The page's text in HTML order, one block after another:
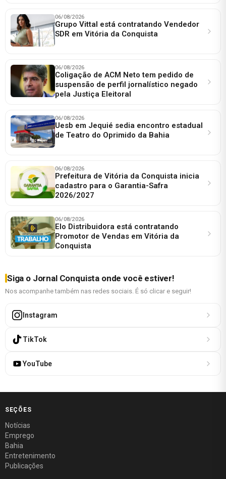
06/08/2026
Grupo Vittal está contratando Vendedor
SDR em Vitória da Conquista
06/08/2026
Coligação de ACM Neto tem pedido de
suspensão de perfil jornalístico negado
pela Justiça Eleitoral
06/08/2026
Uesb em Jequié sedia encontro estadual
de Teatro do Oprimido da Bahia
06/08/2026
Prefeitura de Vitória da Conquista inicia
cadastro para o Garantia-Safra
2026/2027
06/08/2026
Elo Distribuidora está contratando
Promotor de Vendas em Vitória da
Conquista
Siga o Jornal Conquista onde você estiver!
Nos acompanhe também nas redes sociais. É só clicar e seguir!
Instagram
TikTok
YouTube
SEÇÕES
Notícias
Emprego
Bahia
Entretenimento
Publicações